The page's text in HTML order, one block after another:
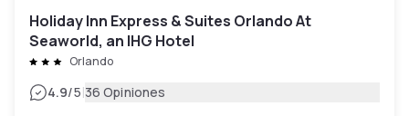
Holiday Inn Express & Suites Orlando At
Seaworld, an IHG Hotel
Orlando
4.9/5|36 Opiniones